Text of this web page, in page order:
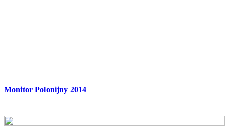
Monitor Polonijny 2014